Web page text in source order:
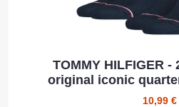
TOMMY HILFIGER -
original iconic
10,99 €